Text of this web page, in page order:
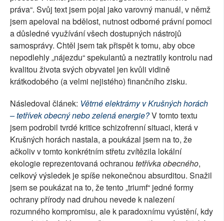
práva“. Svůj text jsem pojal jako varovný manuál, v němž
jsem apeloval na bdělost, nutnost odborné právní pomoci
a důsledné využívání všech dostupných nástrojů
samosprávy. Chtěl jsem tak přispět k tomu, aby obce
nepodlehly „nájezdu“ spekulantů a neztratily kontrolu nad
kvalitou života svých obyvatel jen kvůli vidině
krátkodobého (a velmi nejistého) finančního zisku.
Následoval článek: Větrné elektrárny v Krušných horách
– tetřívek obecný nebo zelená energie?V tomto textu
jsem podrobil tvrdé kritice schizofrenní situaci, která v
Krušných horách nastala, a poukázal jsem na to, že
ačkoliv v tomto konkrétním střetu zvítězila lokální
ekologie reprezentovaná ochranou tetřívka obecného,
celkový výsledek je spíše nekonečnou absurditou. Snažil
jsem se poukázat na to, že tento „triumf“ jedné formy
ochrany přírody nad druhou nevede k nalezení
rozumného kompromisu, ale k paradoxnímu vyústění, kdy